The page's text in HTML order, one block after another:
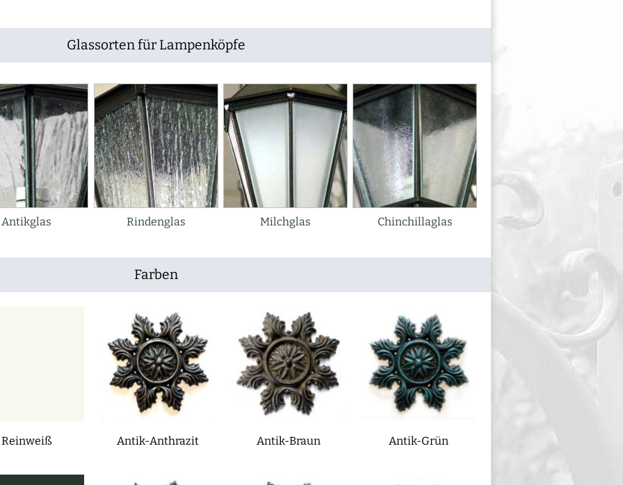
Glassorten für Lampenköpfe
Antikglas Rindenglas Milchglas Chinchillaglas
Farben
Reinweiß Antik-Anthrazit Antik-Braun Antik-Grün